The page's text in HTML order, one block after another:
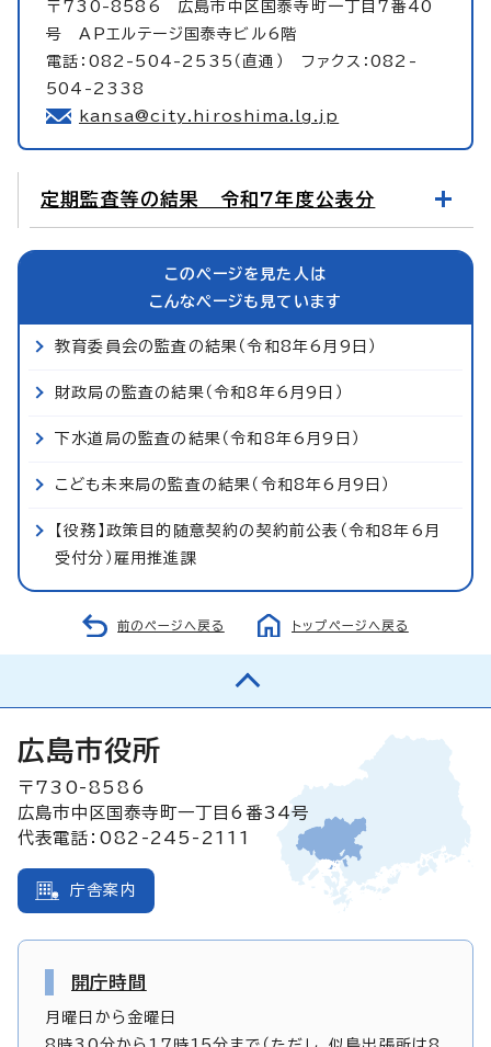
〒730-8586 広島市中区国泰寺町一丁目7番40
号 APエルテージ国泰寺ビル6階
電話：082-504-2535（直通） ファクス：082-
504-2338
kansa@city.hiroshima.lg.jp
定期監査等の結果 令和7年度公表分
このページを見た人は
こんなページも見ています
教育委員会の監査の結果（令和8年6月9日）
財政局の監査の結果（令和8年6月9日）
下水道局の監査の結果（令和8年6月9日）
こども未来局の監査の結果（令和8年6月9日）
【役務】政策目的随意契約の契約前公表（令和8年6月
受付分）雇用推進課
前のページへ戻る トップページへ戻る
広島市役所
〒730-8586
広島市中区国泰寺町一丁目6番34号
代表電話：082-245-2111
庁舎案内
開庁時間
月曜日から金曜日